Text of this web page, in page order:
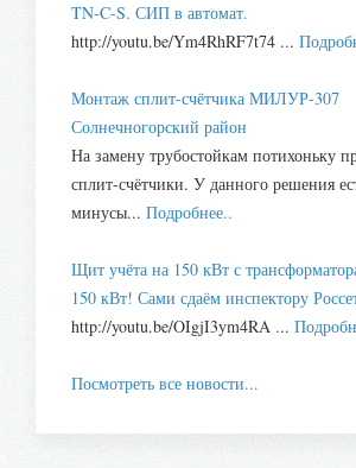
TN-C-S. СИП в автомат.
http://youtu.be/Ym4RhRF7t74 ...
Монтаж сплит-счётчика МИЛУР-307
Солнечногорский район
На замену трубостойкам потихоньку
сплит-счётчики. У данного решения
минусы... Подробнее..
Щит учёта на 150 кВт с
150 кВт! Сами сдаём инспектору
http://youtu.be/OIgjI3ym4RA ...
Посмотреть все новости...